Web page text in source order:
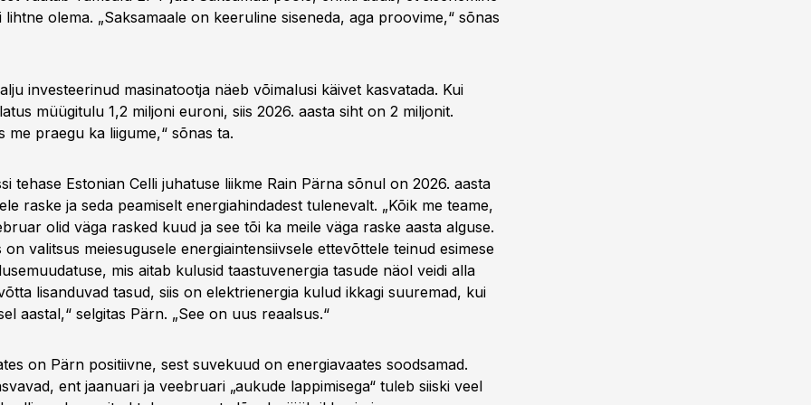
lihtne olema. „Saksamaale on keeruline siseneda, aga proovime,“ sõnas
investeerinud masinatootja näeb võimalusi käivet kasvatada. Kui
müügitulu 1,2 miljoni euroni, siis 2026. aasta siht on 2 miljonit.
me praegu ka liigume,“ sõnas ta.
tehase Estonian Celli juhatuse liikme Rain Pärna sõnul on 2026. aasta
raske ja seda peamiselt energiahindadest tulenevalt. „Kõik me teame,
olid väga rasked kuud ja see tõi ka meile väga raske aasta alguse.
valitsus meiesugusele energiaintensiivsele ettevõttele teinud esimese
mis aitab kulusid taastuvenergia tasude näol veidi alla
lisanduvad tasud, siis on elektrienergia kulud ikkagi suuremad, kui
aastal,“ selgitas Pärn. „See on uus reaalsus.“
on Pärn positiivne, sest suvekuud on energiavaates soodsamad.
ent jaanuari ja veebruari „aukude lappimisega“ tuleb siiski veel